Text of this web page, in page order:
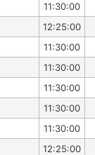
11:30:00
12:25:00
11:30:00
11:30:00
11:30:00
11:30:00
11:30:00
12:25:00